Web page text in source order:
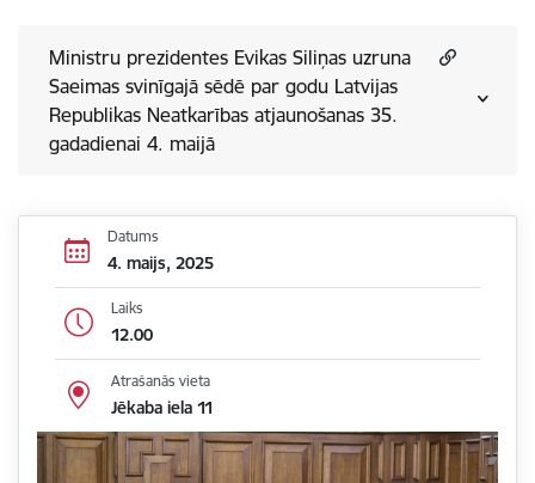
Ministru prezidentes Evikas Siliņas uzruna
Saeimas svinīgajā sēdē par godu Latvijas
Republikas Neatkarības atjaunošanas 35.
gadadienai 4. maijā
Datums
4. maijs, 2025
Laiks
12.00
Atrašanās vieta
Jēkaba iela 11